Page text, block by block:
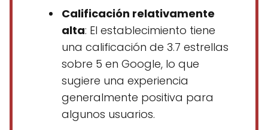
Calificación relativamente
alta: El establecimiento tiene
una calificación de 3.7 estrellas
sobre 5 en Google, lo que
sugiere una experiencia
generalmente positiva para
algunos usuarios.